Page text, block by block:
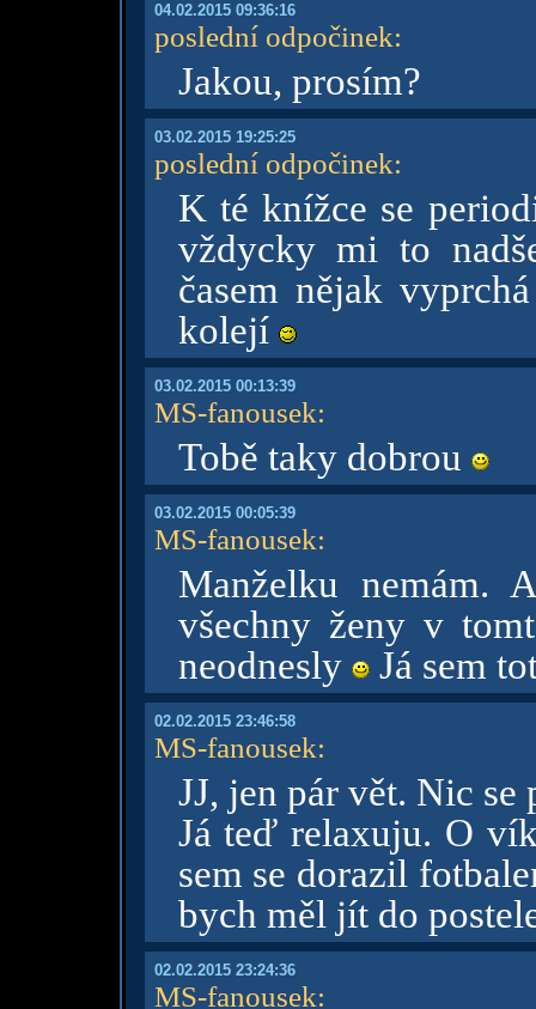
04.02.2015 09:36:16
poslední odpočinek:
Jakou, prosím?
03.02.2015 19:25:25
poslední odpočinek:
K té knížce se
vždycky mi to
časem nějak
kolejí
03.02.2015 00:13:39
MS-fanousek:
Tobě taky dobrou
03.02.2015 00:05:39
MS-fanousek:
Manželku nemám.
všechny ženy v
neodnesly
Já sem
02.02.2015 23:46:58
MS-fanousek:
JJ, jen pár vět. Nic se
Já teď relaxuju. O
sem se dorazil
bych měl jít do
02.02.2015 23:24:36
MS-fanousek: